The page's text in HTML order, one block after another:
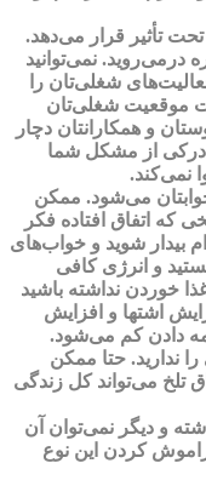
تأثیر قرار می‌دهد.
نمی‌توانید
شغلی‌تان را
موقعیت شغلی‌تان
و همکارانتان دچار
درکی از مشکل شما
نمی‌کند.
می‌شود. ممکن
که اتفاق افتاده فکر
بیدار شوید و خواب‌های
و انرژی کافی
خوردن نداشته باشید
اشتها و افزایش
دادن کم می‌شود.
ندارید. حتا ممکن
تلخ می‌تواند کل زندگی
و دیگر نمی‌توان آن
کردن این نوع